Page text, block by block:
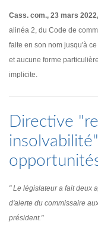
Cass. com., 23 mars
alinéa 2, du Code de
faite en son nom jusqu'à
et aucune forme
implicite.
Directive
" Le législateur a fait deux
d'alerte du commissaire
président."